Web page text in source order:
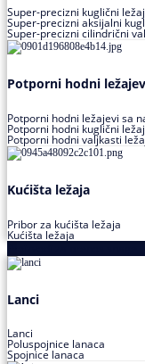
Super-precizni kuglični
Super-precizni aksijalni
Super-precizni cilindrični
Potporni hodni
Potporni hodni ležajevi sa
Potporni hodni kuglični
Potporni hodni valjkasti
Kućišta ležaja
Pribor za kućišta ležaja
Kućišta ležaja
Lanci
Lanci
Poluspojnice lanaca
Spojnice lanaca